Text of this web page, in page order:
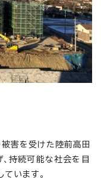
害を受けた陸前高田
、持続可能な社会を目
います。